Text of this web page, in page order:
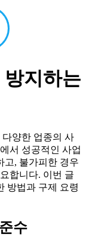
지하는
양한 업종의 사
서 성공적인 사업
고, 불가피한 경우
합니다. 이번 글
방법과 구제 요령
수